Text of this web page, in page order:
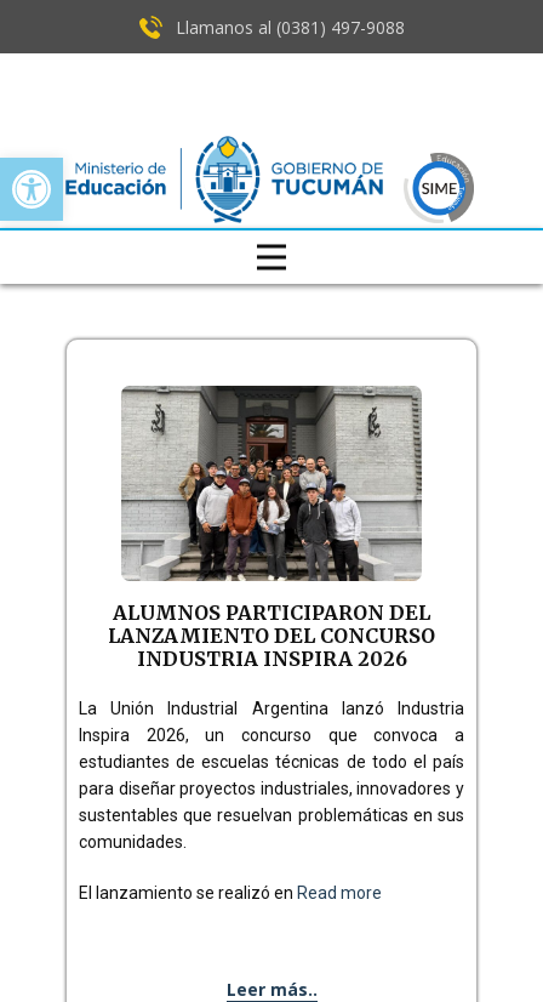
Open toolbar
Llamanos al (0381) ​497-9088
ALUMNOS PARTICIPARON DEL
LANZAMIENTO DEL CONCURSO
INDUSTRIA INSPIRA 2026
La Unión Industrial Argentina lanzó Industria
Inspira 2026, un concurso que convoca a
estudiantes de escuelas técnicas de todo el país
para diseñar proyectos industriales, innovadores y
sustentables que resuelvan problemáticas en sus
comunidades.
El lanzamiento se realizó en Read more
Leer más..